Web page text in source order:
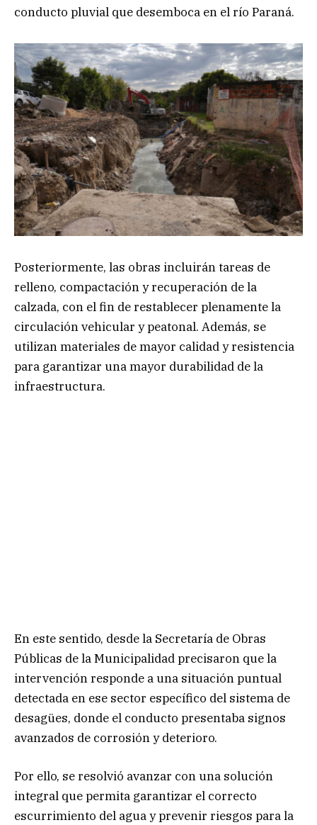
conducto pluvial que desemboca en el río Paraná.
Posteriormente, las obras incluirán tareas de
relleno, compactación y recuperación de la
calzada, con el fin de restablecer plenamente la
circulación vehicular y peatonal. Además, se
utilizan materiales de mayor calidad y resistencia
para garantizar una mayor durabilidad de la
infraestructura.
En este sentido, desde la Secretaría de Obras
Públicas de la Municipalidad precisaron que la
intervención responde a una situación puntual
detectada en ese sector específico del sistema de
desagües, donde el conducto presentaba signos
avanzados de corrosión y deterioro.
Por ello, se resolvió avanzar con una solución
integral que permita garantizar el correcto
escurrimiento del agua y prevenir riesgos para la